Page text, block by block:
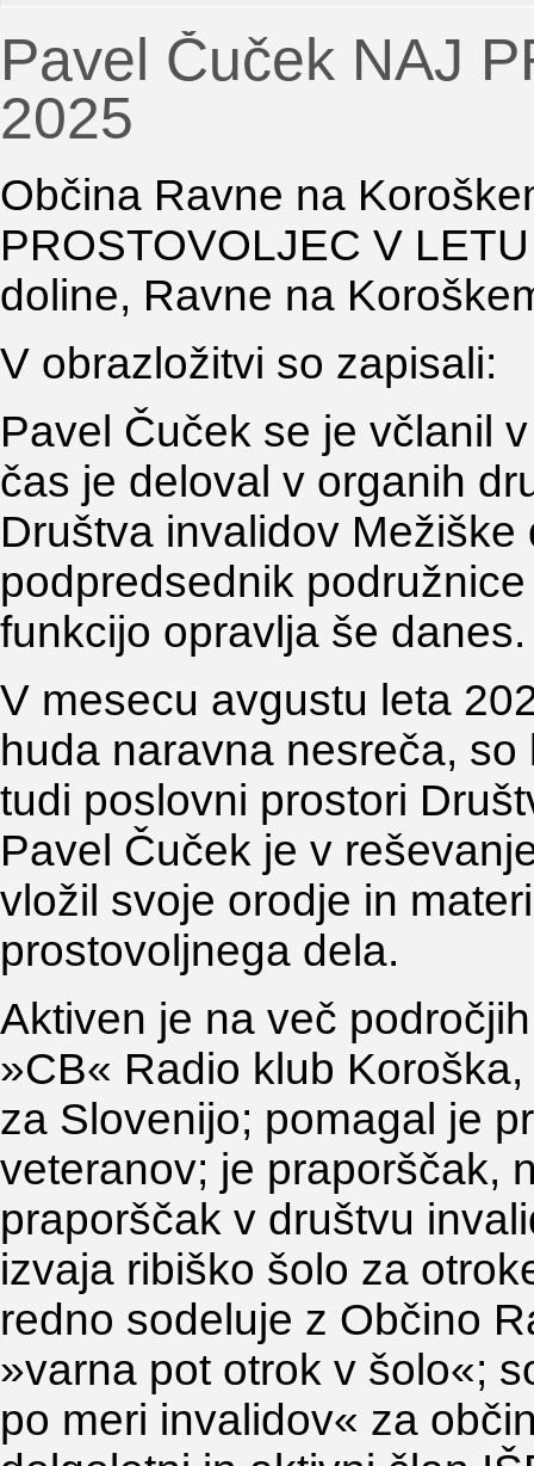
Pavel Čuček NAJ
2025
Občina Ravne na
PROSTOVOLJEC V
doline, Ravne na
V obrazložitvi so zapisali:
Pavel Čuček se je včlanil
čas je deloval v organih
Društva invalidov
podpredsednik
funkcijo opravlja še
V mesecu avgustu leta
huda naravna nesreča,
tudi poslovni prostori
Pavel Čuček je v
vložil svoje orodje in
prostovoljnega dela.
Aktiven je na več
»CB« Radio klub
za Slovenijo; pomagal je
veteranov; je praporščak,
praporščak v društvu
izvaja ribiško šolo za
redno sodeluje z Občino
»varna pot otrok v šolo«;
po meri invalidov« za